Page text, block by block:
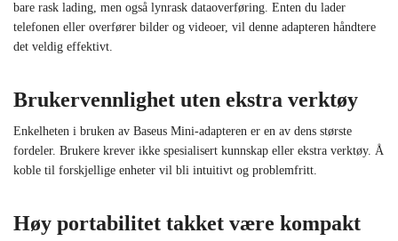
bare rask lading, men også lynrask dataoverføring. Enten du lader
telefonen eller overfører bilder og videoer, vil denne adapteren håndtere
det veldig effektivt.
Brukervennlighet uten ekstra verktøy
Enkelheten i bruken av Baseus Mini-adapteren er en av dens største
fordeler. Brukere krever ikke spesialisert kunnskap eller ekstra verktøy. Å
koble til forskjellige enheter vil bli intuitivt og problemfritt.
Høy portabilitet takket være kompakt